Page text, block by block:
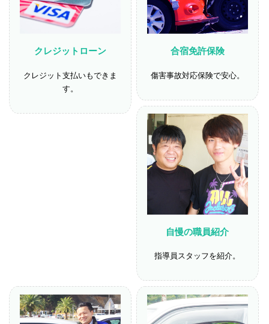
クレジットローン
クレジット支払いもできま
す。
合宿免許保険
傷害事故対応保険で安心。
自慢の職員紹介
指導員スタッフを紹介。